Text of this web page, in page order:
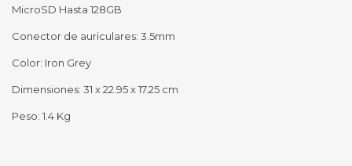
MicroSD Hasta 128GB
Conector de auriculares: 3.5mm
Color: Iron Grey
Dimensiones: 31 x 22.95 x 17.25 cm
Peso: 1.4 Kg